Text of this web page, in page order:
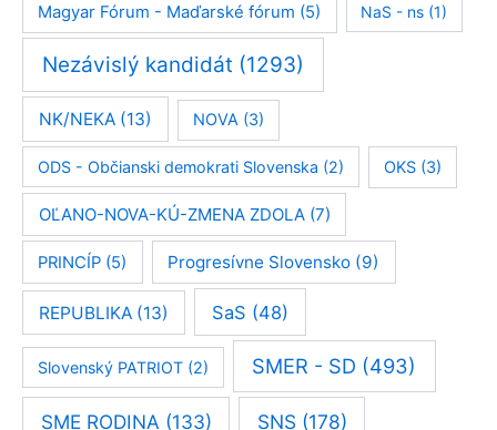
Magyar Fórum - Maďarské fórum (5) NaS - ns (1)
Nezávislý kandidát (1293)
NK/NEKA(13) NOVA(3)
ODS - Občianski demokrati Slovenska (2) OKS(3)
OĽANO-NOVA-KÚ-ZMENA ZDOLA(7)
PRINCÍP (5) Progresívne Slovensko (9)
REPUBLIKA(13) SaS (48)
Slovenský PATRIOT(2) SMER - SD (493)
SME RODINA (133) SNS (178)